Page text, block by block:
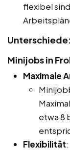
flexibel
Unterschiede:
Minijobs in
Maximale
etwa 8
Flexibilität: